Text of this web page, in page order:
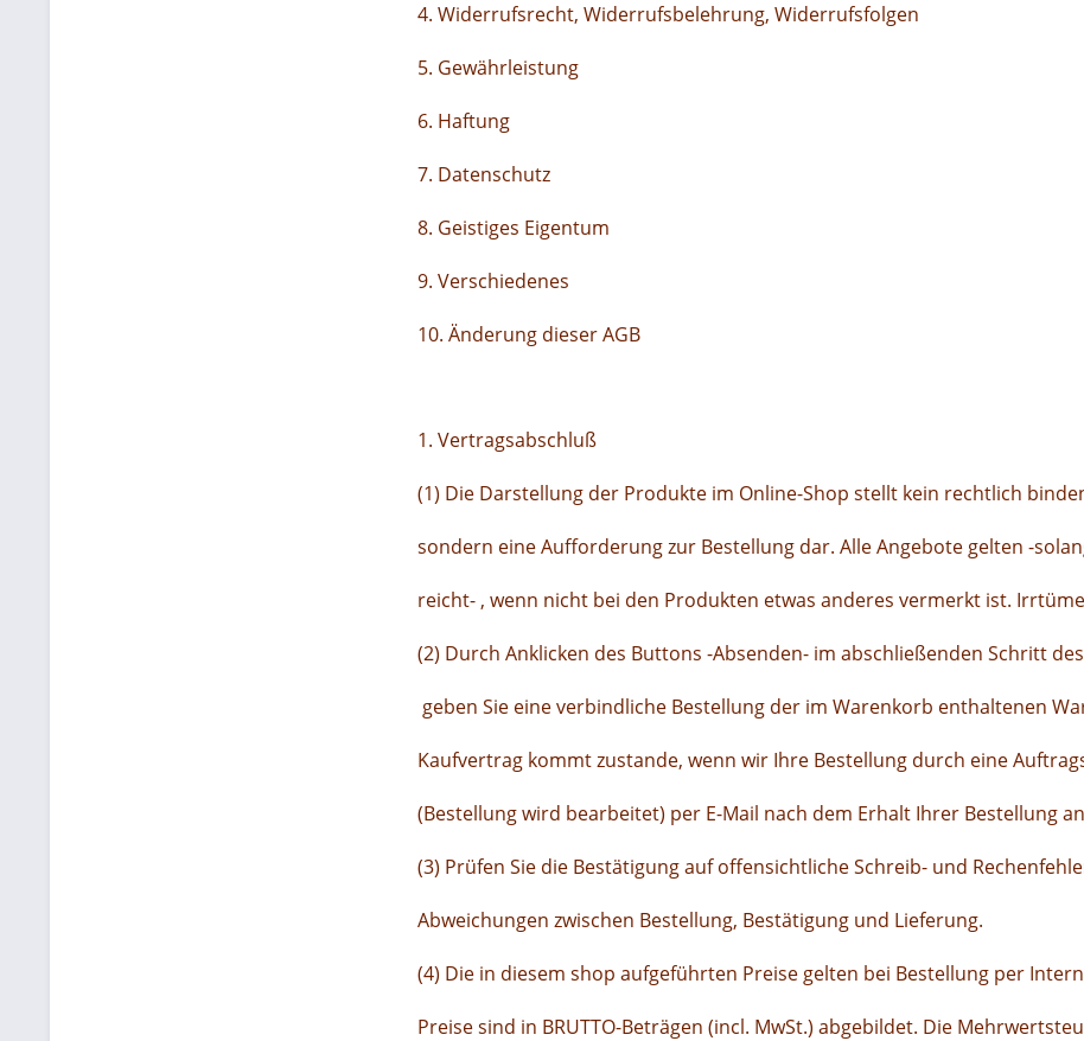
4. Widerrufsrecht, Widerrufsbelehrung, Widerrufsfolgen
5. Gewährleistung
6. Haftung
7. Datenschutz
8. Geistiges Eigentum
9. Verschiedenes
10. Änderung dieser AGB
1. Vertragsabschluß
(1) Die Darstellung der Produkte im Online-Shop stellt kein rechtlich
sondern eine Aufforderung zur Bestellung dar. Alle Angebote gelten -
reicht- , wenn nicht bei den Produkten etwas anderes vermerkt ist.
(2) Durch Anklicken des Buttons -Absenden- im abschließenden Schritt
geben Sie eine verbindliche Bestellung der im Warenkorb enthaltenen
Kaufvertrag kommt zustande, wenn wir Ihre Bestellung durch eine
(Bestellung wird bearbeitet) per E-Mail nach dem Erhalt Ihrer Bestellung
(3) Prüfen Sie die Bestätigung auf offensichtliche Schreib- und
Abweichungen zwischen Bestellung, Bestätigung und Lieferung.
(4) Die in diesem shop aufgeführten Preise gelten bei Bestellung per
Preise sind in BRUTTO-Beträgen (incl. MwSt.) abgebildet. Die